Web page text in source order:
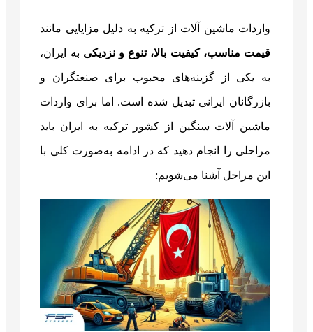
واردات ماشین آلات از ترکیه به دلیل مزایایی مانند
قیمت مناسب، کیفیت بالا، تنوع و نزدیکی به ایران،
به یکی از گزینه‌های محبوب برای صنعتگران و
بازرگانان ایرانی تبدیل شده است. اما برای واردات
ماشین آلات سنگین از کشور ترکیه به ایران باید
مراحلی را انجام دهید که در ادامه به‌صورت کلی با
این مراحل آشنا می‌شویم: